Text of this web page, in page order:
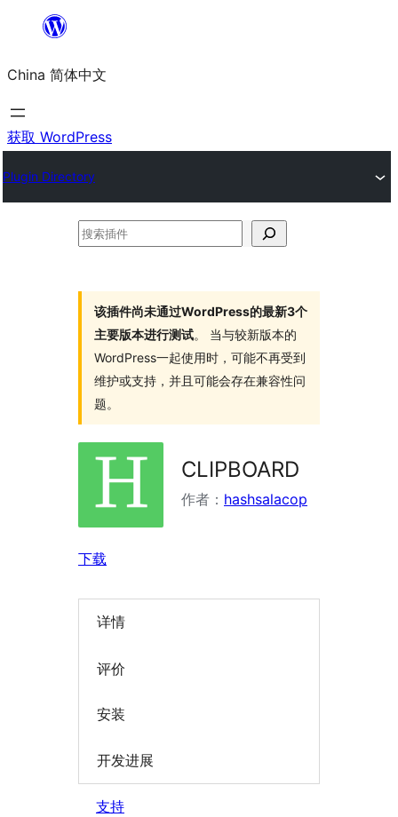
内
容
China 简体中文
获取 WordPress
Plugin Directory
搜
该插件尚未通过WordPress的最新3个
主要版本进行测试。 当与较新版本的
WordPress一起使用时，可能不再受到
维护或支持，并且可能会存在兼容性问
题。
CLIPBOARD
作者： hashsalacop
下载
详情
评价
安装
开发进展
支持